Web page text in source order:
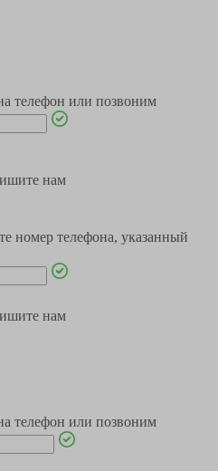
телефон или позвоним
нам
номер телефона, указанный
нам
телефон или позвоним